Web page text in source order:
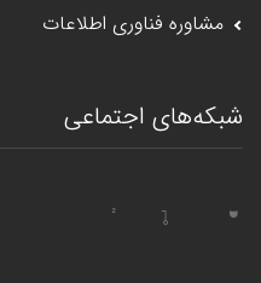
مشاوره فناوری اطلاعات
شبکه‌های اجتماعی